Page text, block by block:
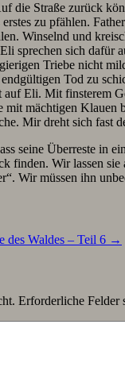
die Straße zurück
zu pfählen.
Winselnd und
sprechen sich
Triebe nicht
Tod zu
Eli. Mit finsterem
mit mächtigen
Mir dreht sich fast
seine Überreste in
finden. Wir lassen
Wir müssen ihn
des Waldes – Teil 6 →
Erforderliche Felder